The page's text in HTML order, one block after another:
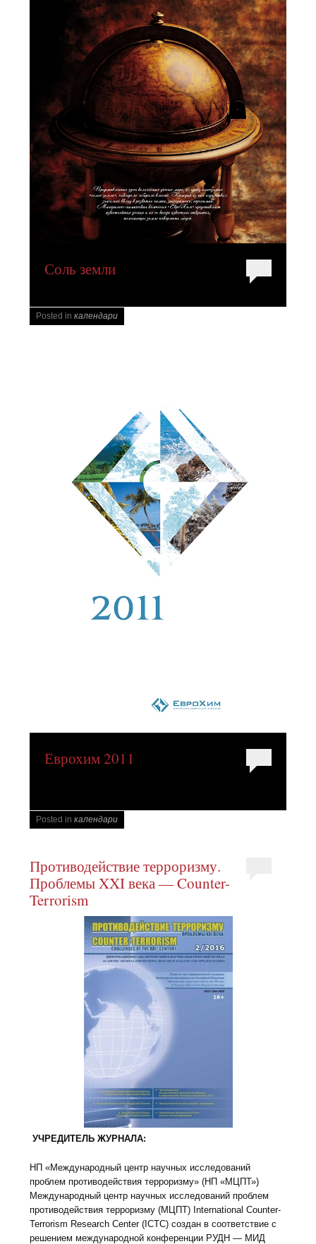
Соль земли
Posted inкалендари
Еврохим 2011
Posted inкалендари
Противодействие терроризму.
Проблемы XXI века — Counter-
Terrorism
УЧРЕДИТЕЛЬ ЖУРНАЛА:
НП «Международный центр научных исследований
проблем противодействия терроризму» (НП «МЦПТ»)
Международный центр научных исследований проблем
противодействия терроризму (МЦПТ) International Counter-
Terrorism Research Center (ICTC) создан в соответствие с
решением международной конференции РУДН — МИД